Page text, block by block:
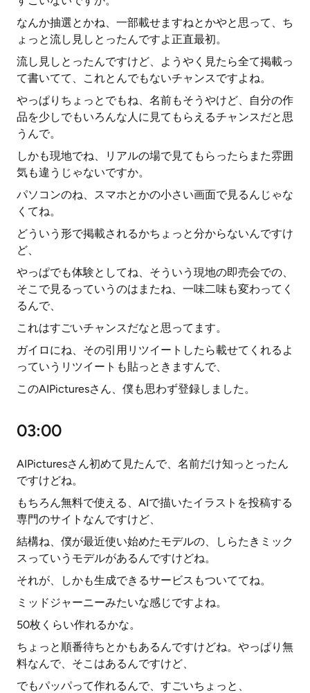
なんか抽選とかね、一部載せますねとかやと思って、ち
ょっと流し見しとったんですよ正直最初。
流し見しとったんですけど、ようやく見たら全て掲載っ
て書いてて、これとんでもないチャンスですよね。
やっぱりちょっとでもね、名前もそうやけど、自分の作
品を少しでもいろんな人に見てもらえるチャンスだと思
うんで。
しかも現地でね、リアルの場で見てもらったらまた雰囲
気も違うじゃないですか。
パソコンのね、スマホとかの小さい画面で見るんじゃな
くてね。
どういう形で掲載されるかちょっと分からないんですけ
ど、
やっぱでも体験としてね、そういう現地の即売会での、
そこで見るっていうのはまたね、一味二味も変わってく
るんで、
これはすごいチャンスだなと思ってます。
ガイロにね、その引用リツイートしたら載せてくれるよ
っていうリツイートも貼っときますんで、
このAIPicturesさん、僕も思わず登録しました。
03:00
AIPicturesさん初めて見たんで、名前だけ知っとったん
ですけどね。
もちろん無料で使える、AIで描いたイラストを投稿する
専門のサイトなんですけど、
結構ね、僕が最近使い始めたモデルの、しらたきミック
スっていうモデルがあるんですけどね。
それが、しかも生成できるサービスもついててね。
ミッドジャーニーみたいな感じですよね。
50枚くらい作れるかな。
ちょっと順番待ちとかもあるんですけどね。やっぱり無
料なんで、そこはあるんですけど、
でもパッパって作れるんで、すごいちょっと、